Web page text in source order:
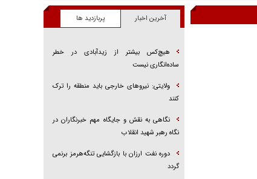
آخرین اخبار پربازدید ها
هیچ‌کس بیشتر از زیدآبادی در خطر
ساده‌انگاری نیست
ولایتی: نیرو‌های خارجی باید منطقه را ترک
کنند
نگاهی به نقش و جایگاه مهم خبرنگاران در
نگاه رهبر شهید انقلاب
دوره نفت ارزان با بازگشایی تنگه‌هرمز برنمی
گردد